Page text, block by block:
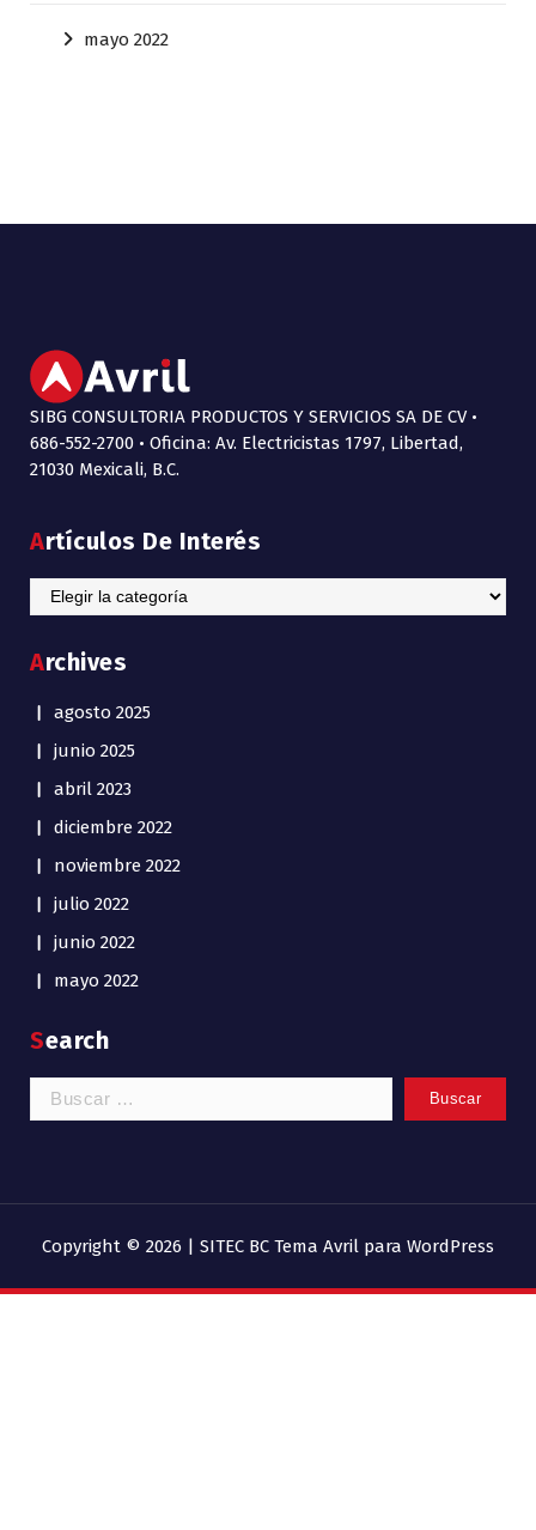
mayo 2022
SIBG CONSULTORIA PRODUCTOS Y SERVICIOS SA DE CV •
686-552-2700 • Oficina: Av. Electricistas 1797, Libertad,
21030 Mexicali, B.C.
Artículos De Interés
Artículos
de
Archives
agosto 2025
junio 2025
abril 2023
diciembre 2022
noviembre 2022
julio 2022
junio 2022
mayo 2022
Search
Buscar:
Copyright © 2026 | SITEC BC Tema Avril para WordPress